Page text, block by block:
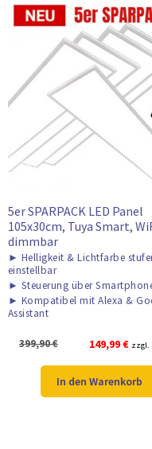
5er SPARPACK LED Panel
105x30cm, Tuya Smart,
dimmbar
► Helligkeit & Lichtfarbe
einstellbar
► Steuerung über
► Kompatibel mit Alexa &
Assistant
399,90€
Ursprünglicher
war:
399,90 €
149,99€
ist:
zzgl.
In den Warenkorb